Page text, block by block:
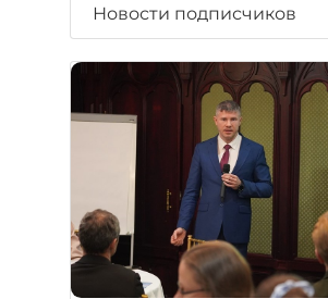
Новости подписчиков